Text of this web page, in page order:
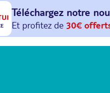
Téléchargez notre
Et profitez de 30€
avec le code :